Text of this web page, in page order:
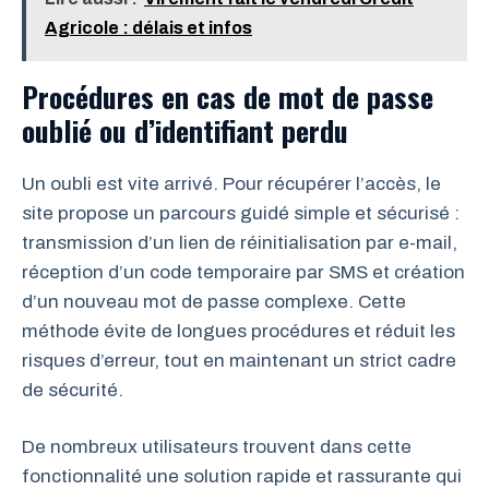
Agricole : délais et infos
Procédures en cas de mot de passe
oublié ou d’identifiant perdu
Un oubli est vite arrivé. Pour récupérer l’accès, le
site propose un parcours guidé simple et sécurisé :
transmission d’un lien de réinitialisation par e-mail,
réception d’un code temporaire par SMS et création
d’un nouveau mot de passe complexe. Cette
méthode évite de longues procédures et réduit les
risques d’erreur, tout en maintenant un strict cadre
de sécurité.
De nombreux utilisateurs trouvent dans cette
fonctionnalité une solution rapide et rassurante qui